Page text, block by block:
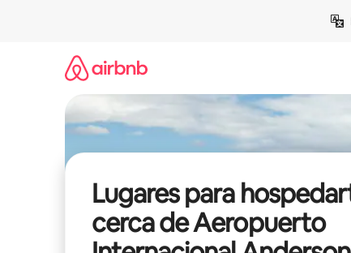
Lugares para
cerca de Aeropuerto